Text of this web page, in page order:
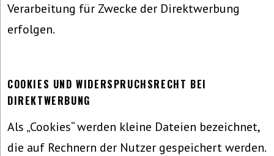
Verarbeitung für Zwecke der Direktwerbung
erfolgen.
COOKIES UND WIDERSPRUCHSRECHT BEI
DIREKTWERBUNG
Als „Cookies“ werden kleine Dateien bezeichnet,
die auf Rechnern der Nutzer gespeichert werden.